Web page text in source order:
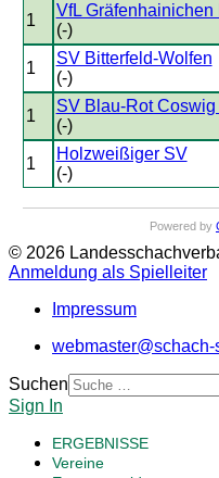
1
VfL Gräfenhainichen
(-)
1
SV Bitterfeld-Wolfen
(-)
1
SV Blau-Rot Coswig
(-)
1
Holzweißiger SV
(-)
Powered by
© 2026
Anmeldung als Spielleiter
Impressum
Suchen
Sign In
ERGEBNISSE
Vereine